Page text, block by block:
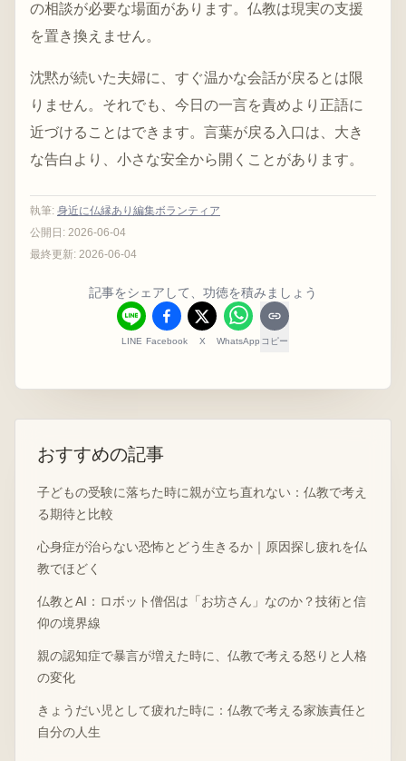
の相談が必要な場面があります。仏教は現実の支援
を置き換えません。
沈黙が続いた夫婦に、すぐ温かな会話が戻るとは限
りません。それでも、今日の一言を責めより正語に
近づけることはできます。言葉が戻る入口は、大き
な告白より、小さな安全から開くことがあります。
執筆: 身近に仏縁あり編集ボランティア
公開日: 2026-06-04
最終更新: 2026-06-04
記事をシェアして、功徳を積みましょう
LINE Facebook X WhatsApp コピー
おすすめの記事
子どもの受験に落ちた時に親が立ち直れない：仏教で考え
る期待と比較
心身症が治らない恐怖とどう生きるか｜原因探し疲れを仏
教でほどく
仏教とAI：ロボット僧侶は「お坊さん」なのか？技術と信
仰の境界線
親の認知症で暴言が増えた時に、仏教で考える怒りと人格
の変化
きょうだい児として疲れた時に：仏教で考える家族責任と
自分の人生